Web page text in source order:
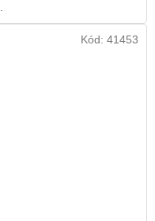
Kód: 41453